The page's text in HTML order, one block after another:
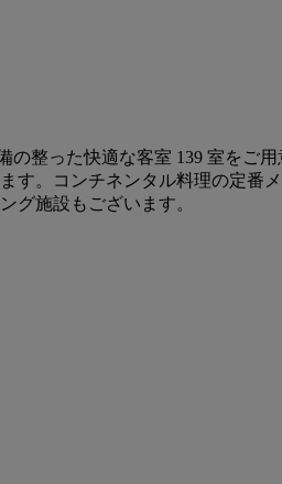
整った快適な客室 139 室をご
。コンチネンタル料理の定番
グ施設もございます。